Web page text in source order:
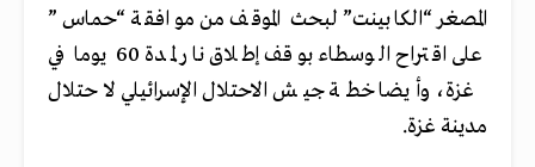
المصغر “الكابينت” لبحث الموقف من موافقة “حماس”
على اقتراح الوسطاء بوقف إطلاق نار لمدة 60 يوما في
غزة، وأيضا خطة جيش الاحتلال الإسرائيلي لاحتلال
مدينة غزة.